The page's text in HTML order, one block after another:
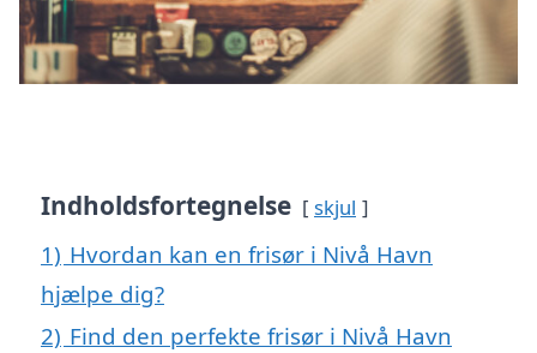
Indholdsfortegnelse skjul
1) Hvordan kan en frisør i Nivå Havn
hjælpe dig?
2) Find den perfekte frisør i Nivå Havn